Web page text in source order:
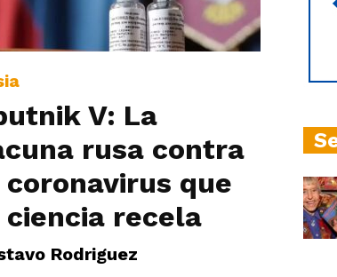
hoy
V: La
rusa contra
que
ciencia recela
Rodriguez